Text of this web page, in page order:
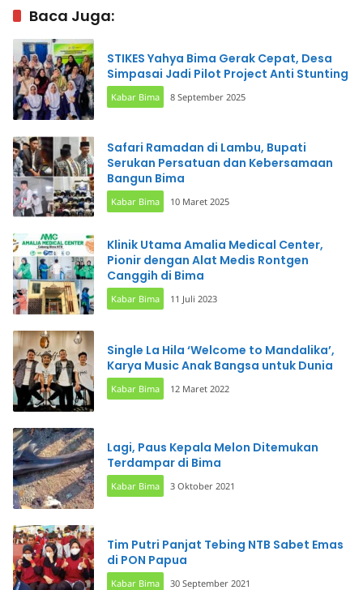
Baca Juga:
STIKES Yahya Bima Gerak Cepat, Desa
Simpasai Jadi Pilot Project Anti Stunting
Kabar Bima 8 September 2025
Safari Ramadan di Lambu, Bupati
Serukan Persatuan dan Kebersamaan
Bangun Bima
Kabar Bima 10 Maret 2025
Klinik Utama Amalia Medical Center,
Pionir dengan Alat Medis Rontgen
Canggih di Bima
Kabar Bima 11 Juli 2023
Single La Hila ‘Welcome to Mandalika’,
Karya Music Anak Bangsa untuk Dunia
Kabar Bima 12 Maret 2022
Lagi, Paus Kepala Melon Ditemukan
Terdampar di Bima
Kabar Bima 3 Oktober 2021
Tim Putri Panjat Tebing NTB Sabet Emas
di PON Papua
Kabar Bima 30 September 2021